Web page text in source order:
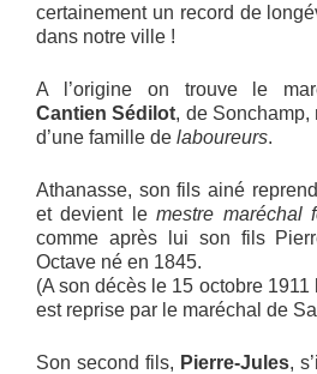
certainement un record de
dans notre ville !
A l’origine on trouve le
Cantien Sédilot, de Sonchamp,
d’une famille de laboureurs.
Athanasse, son fils ainé
et devient lemestre maréchal
comme après lui son fils
Octave né en 1845.
(A son décès le 15 octobre
est reprise par le maréchal de
Son second fils, Pierre-Jules,